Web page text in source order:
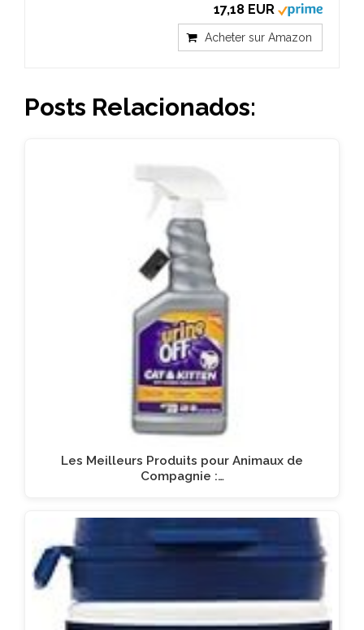
17,18 EUR
Acheter sur Amazon
Posts Relacionados:
Les Meilleurs Produits pour Animaux de
Compagnie :…